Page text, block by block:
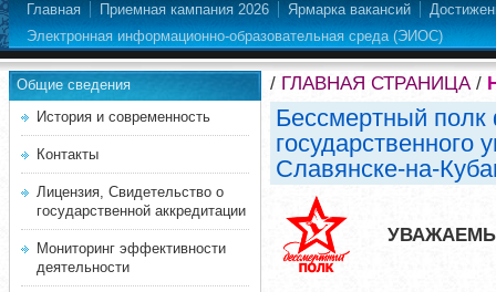
Главная Приемная кампания 2026 Ярмарка вакансий
Электронная информационно-образовательная среда (ЭИОС)
Общие сведения
История и современность
Контакты
Лицензия, Свидетельство о
государственной аккредитации
Мониторинг эффективности
деятельности
/ ГЛАВНАЯ СТРАНИЦА/
Бессмертный полк
государственного
Славянске-на-